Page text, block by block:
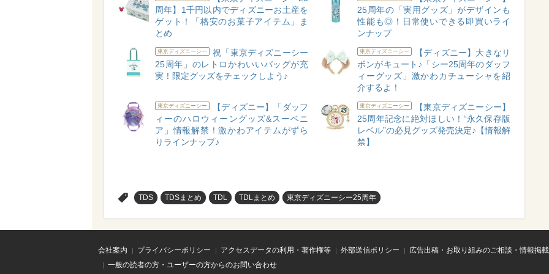
周年】1千円以内でディズニーお土産を
ゲット！「格安のお菓子アイテム」ま
とめ
25周年の「実用グッズ」がデザインも
性能も◎！日常使いできる即買いライ
ンナップ
東京ディズニーシー
祝「東京ディズニーシー
25周年」のレトロかわいいバッグが充
実！限定グッズをチェックしよう♪
東京ディズニーシー
【ディズニー】大きなリ
ボンがキュート♪「シー25周年のダッフ
ィーグッズ」激かわカチューシャを紹
介するよ！
東京ディズニーシー
【ディズニー】「ダッフ
ィーのハロウィーングッズ&スーベニ
ア」情報解禁！激かわアイテムがずら
りラインナップ♪
東京ディズニーシー
【東京ディズニーシー】
25周年記念に絶対ほしい！“永久保存版
レベル”の必見グッズ発売決定♪【情報解
禁】
TDS TDSまとめ TDL TDLまとめ 東京ディズニーシー25周年
会社案内 プライバシーポリシー アクセスデータの利用・著作権等 外部送信ポリシー
広告出稿・お取り組みのご相談・情報掲
一般の読者の方・ユーザーの方からのお問い合わせ